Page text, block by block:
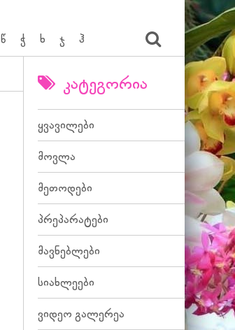
წ ჭ ხ ჯ ჰ
კატეგორია
ყვავილები
მოვლა
მეთოდები
პრეპარატები
მავნებლები
სიახლეები
ვიდეო გალერეა